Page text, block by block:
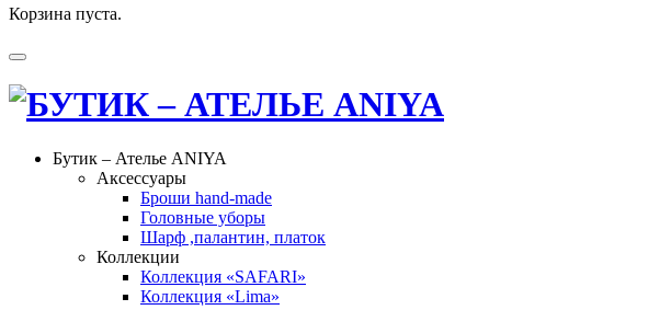
Корзина пуста.
Бутик – Ателье ANIYA
Аксессуары
Броши hand-made
Головные уборы
Шарф ,палантин, платок
Коллекции
Коллекция «SAFARI»
Коллекция «Lima»